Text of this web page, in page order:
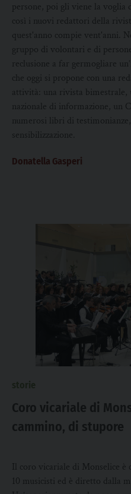
persone, poi gli viene la
così i nuovi redattori della
quest'anno compie vent'anni.
gruppo di volontari e di
reclusione a far germogliare
che oggi si propone con una
attività: una rivista bimestrale,
nazionale di informazione, un
numerosi libri di
sensibilizzazione.
Donatella Gasperi
Coro vicariale di
cammino, di stupore
Il coro vicariale di Monselice è
10 musicisti ed è diretto dalla